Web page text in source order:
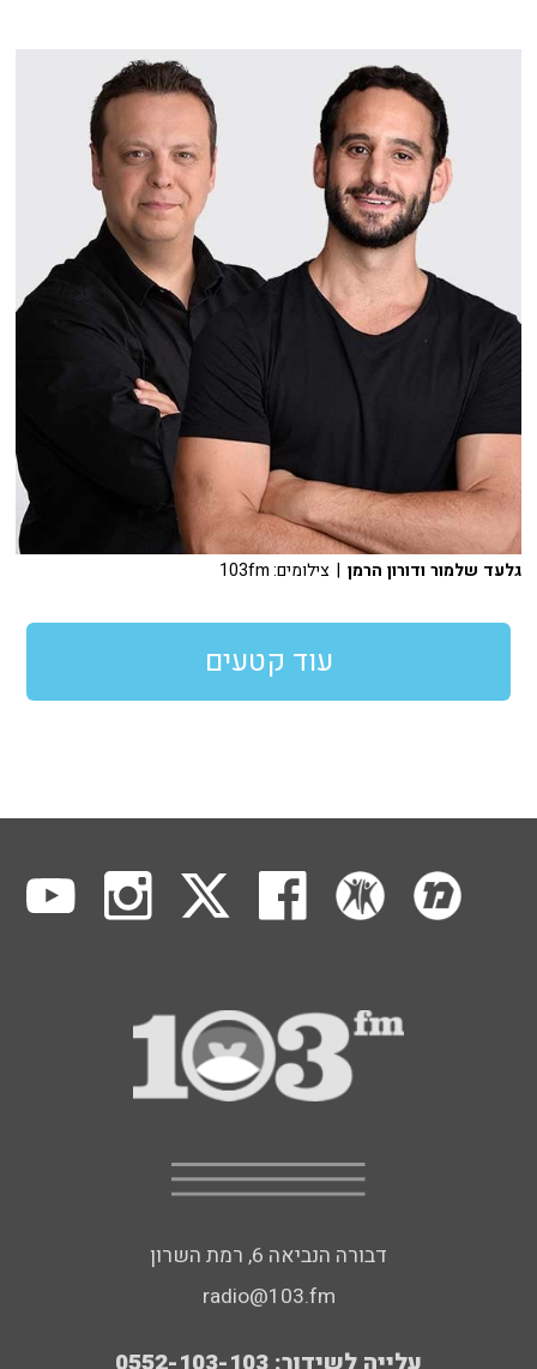
גלעד שלמור ודורון הרמן | צילומים: 103fm
עוד קטעים
דבורה הנביאה 6, רמת השרון
radio@103.fm